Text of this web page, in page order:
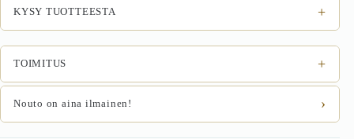
KYSY TUOTTEESTA +
TOIMITUS +
Nouto on aina ilmainen! ›